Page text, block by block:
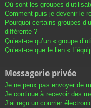
Où sont les groupes
Comment puis-je devenir le
Pourquoi certains groupes
différente ?
Qu’est-ce qu’un « groupe
Qu’est-ce que le lien «
Messagerie privée
Je ne peux pas envoyer de
Je continue à recevoir des
J’ai reçu un courrier